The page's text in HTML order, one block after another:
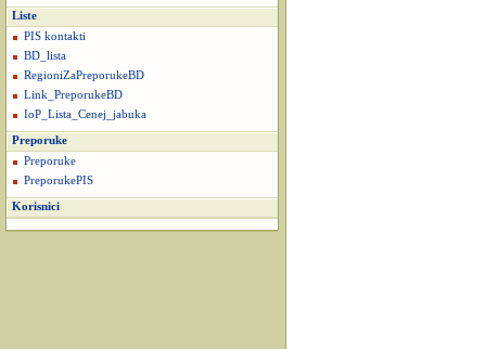
Liste
PIS kontakti
BD_lista
RegioniZaPreporukeBD
Link_PreporukeBD
IoP_Lista_Cenej_jabuka
Preporuke
Preporuke
PreporukePIS
Korisnici